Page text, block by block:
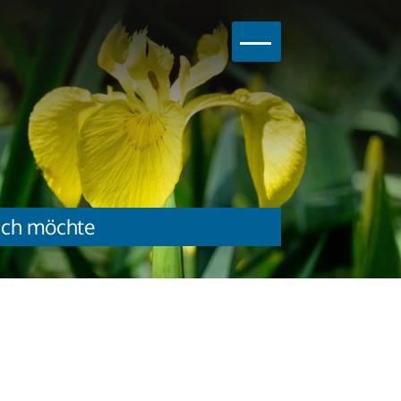
möchte